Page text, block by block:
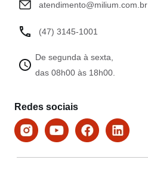
atendimento@milium.com.br
(47) 3145-1001
De segunda à sexta,
das 08h00 às 18h00.
Redes sociais